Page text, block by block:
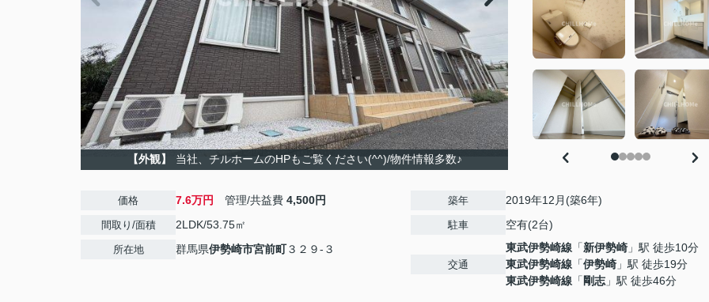
【外観】 当社、チルホームのHPもご覧ください(^^)/物件情報多数♪
価格 7.6万円 管理/共益費 4,500円
間取り/面積 2LDK/53.75㎡
所在地 群馬県伊勢崎市宮前町３２９-３
築年 2019年12月(築6年)
駐車 空有(2台)
交通
東武伊勢崎線 「新伊勢崎 」駅 徒歩10分
東武伊勢崎線 「伊勢崎 」駅 徒歩19分
東武伊勢崎線 「 剛志 」駅 徒歩46分